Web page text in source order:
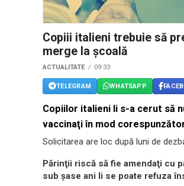
Copiii italieni trebuie să
merge la şcoală
ACTUALITATE 09:33
TELEGRAM WHATSAPP
Copiilor italieni li s-a cerut să
vaccinaţi în mod
Solicitarea are loc după luni de
Părinţii riscă să fie amendaţi cu
sub şase ani li se poate refuza